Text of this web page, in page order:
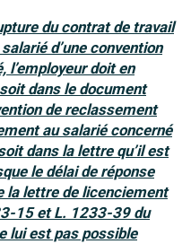
du contrat de travail
d’une convention
l’employeur doit en
dans le document
de reclassement
au salarié concerné
dans la lettre qu’il est
le délai de réponse
la lettre de licenciement
15 et L. 1233-39 du
lui est pas possible